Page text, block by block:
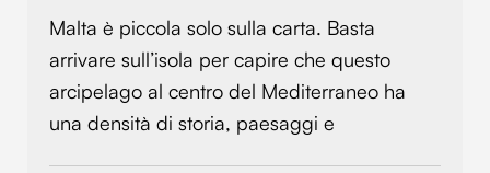
pubblicità e social media, i quali potrebbero combinarle
con altre informazioni che hai fornito loro o che hanno
raccolto dal tuo utilizzo dei loro servizi.
Malta è piccola solo sulla carta. Basta
arrivare sull’isola per capire che questo
arcipelago al centro del Mediterraneo ha
una densità di storia, paesaggi e